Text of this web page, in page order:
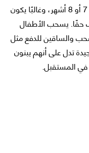
يبدأ الطفل بالزحف على البطن عادةً في عمر 7 أو 8 أشهر، وغالبًا يكون
حقًا. يسحب الأطفال
والساقين للدفع مثل
تدل على أنهم يبنون
في المستقبل.